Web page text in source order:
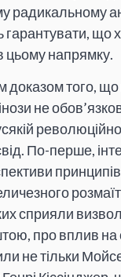
радикальному
гарантувати, що
цьому напрямку.
того, що
не
По-перше,
сприяли
про вплив на
не тільки